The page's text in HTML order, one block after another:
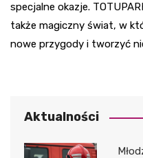
specjalne okazje.
także magiczny świat, w
nowe przygody i tworzyć
Aktualności